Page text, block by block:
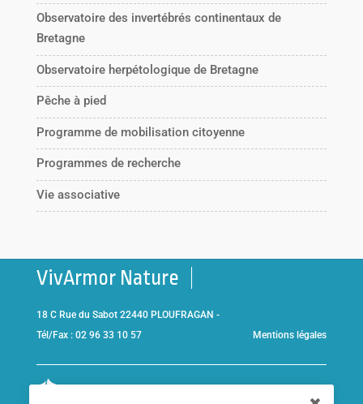
Observatoire des invertébrés continentaux de
Bretagne
Observatoire herpétologique de Bretagne
Pêche à pied
Programme de mobilisation citoyenne
Programmes de recherche
Vie associative
VivArmor Nature
18 C Rue du Sabot 22440 PLOUFRAGAN -
Tél/Fax : 02 96 33 10 57
Mentions légales